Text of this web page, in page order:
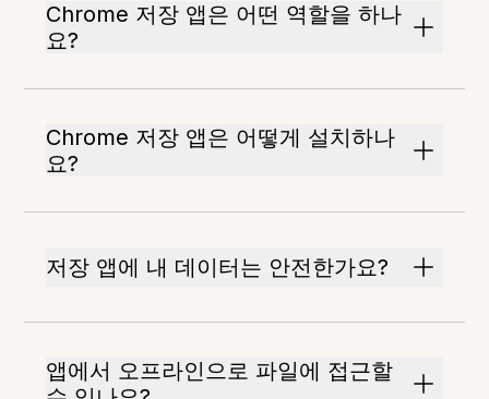
Chrome 저장 앱은 어떤 역할을 하나
요?
Chrome 저장 앱은 어떻게 설치하나
요?
저장 앱에 내 데이터는 안전한가요?
앱에서 오프라인으로 파일에 접근할